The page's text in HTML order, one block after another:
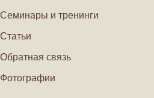
Семинары и тренинги
Статьи
Обратная связь
Фотографии